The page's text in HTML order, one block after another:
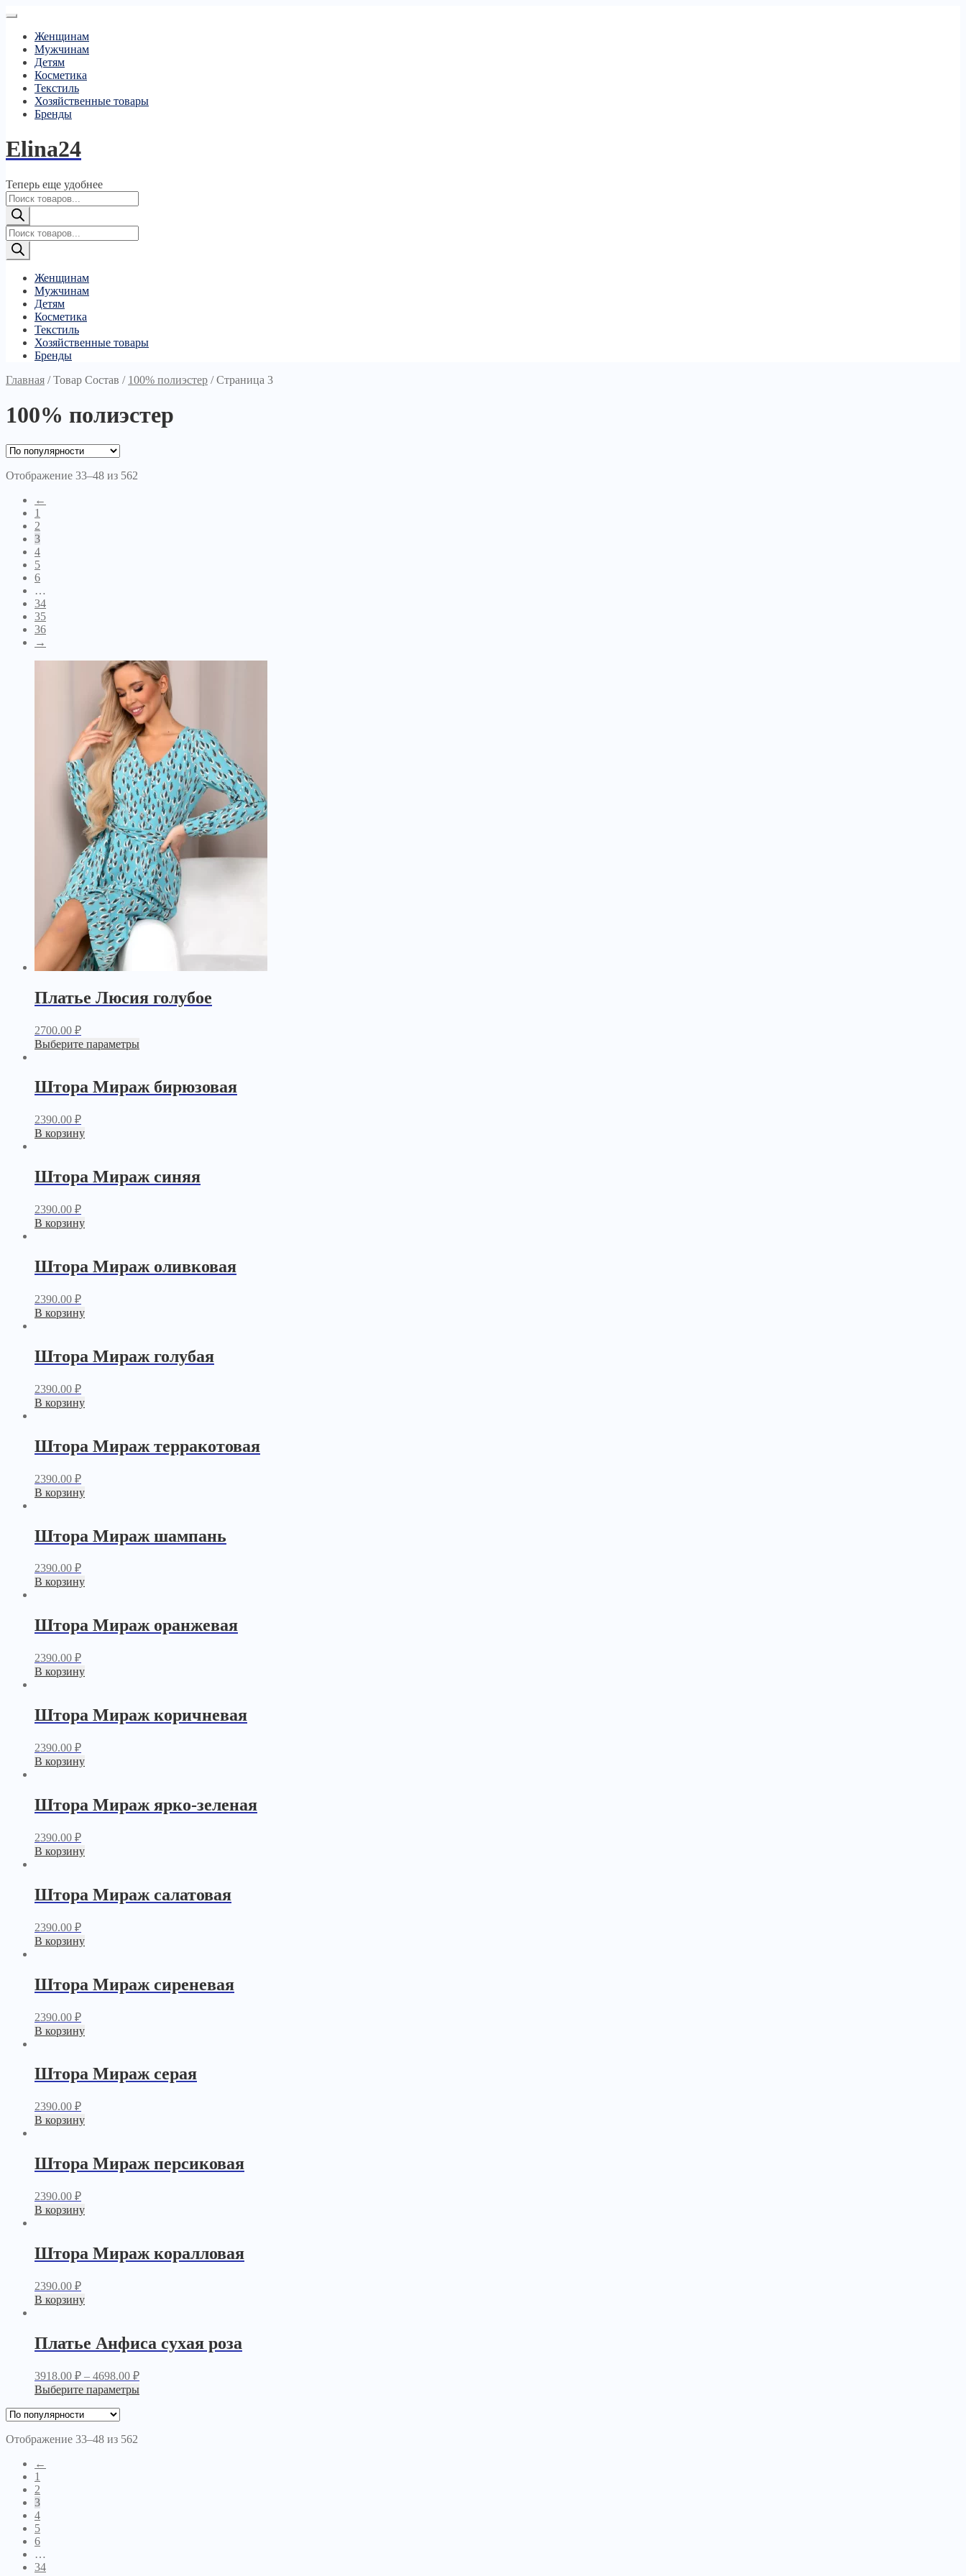
Женщинам
Мужчинам
Детям
Косметика
Текстиль
Хозяйственные товары
Бренды
Elina24
Теперь еще удобнее
Поиск
товаров
Поиск
товаров
Женщинам
Мужчинам
Детям
Косметика
Текстиль
Хозяйственные товары
Бренды
Главная /Товар Состав / 100% полиэстер /Страница 3
100% полиэстер
Отображение 33–48 из 562
←
1
2
3
4
5
6
…
34
35
36
→
Платье Люсия голубое
2700.00 ₽
Выберите параметры
Штора Мираж бирюзовая
2390.00 ₽
В корзину
Штора Мираж синяя
2390.00 ₽
В корзину
Штора Мираж оливковая
2390.00 ₽
В корзину
Штора Мираж голубая
2390.00 ₽
В корзину
Штора Мираж терракотовая
2390.00 ₽
В корзину
Штора Мираж шампань
2390.00 ₽
В корзину
Штора Мираж оранжевая
2390.00 ₽
В корзину
Штора Мираж коричневая
2390.00 ₽
В корзину
Штора Мираж ярко-зеленая
2390.00 ₽
В корзину
Штора Мираж салатовая
2390.00 ₽
В корзину
Штора Мираж сиреневая
2390.00 ₽
В корзину
Штора Мираж серая
2390.00 ₽
В корзину
Штора Мираж персиковая
2390.00 ₽
В корзину
Штора Мираж коралловая
2390.00 ₽
В корзину
Платье Анфиса сухая роза
3918.00 ₽ – 4698.00 ₽
Выберите параметры
Отображение 33–48 из 562
←
1
2
3
4
5
6
…
34